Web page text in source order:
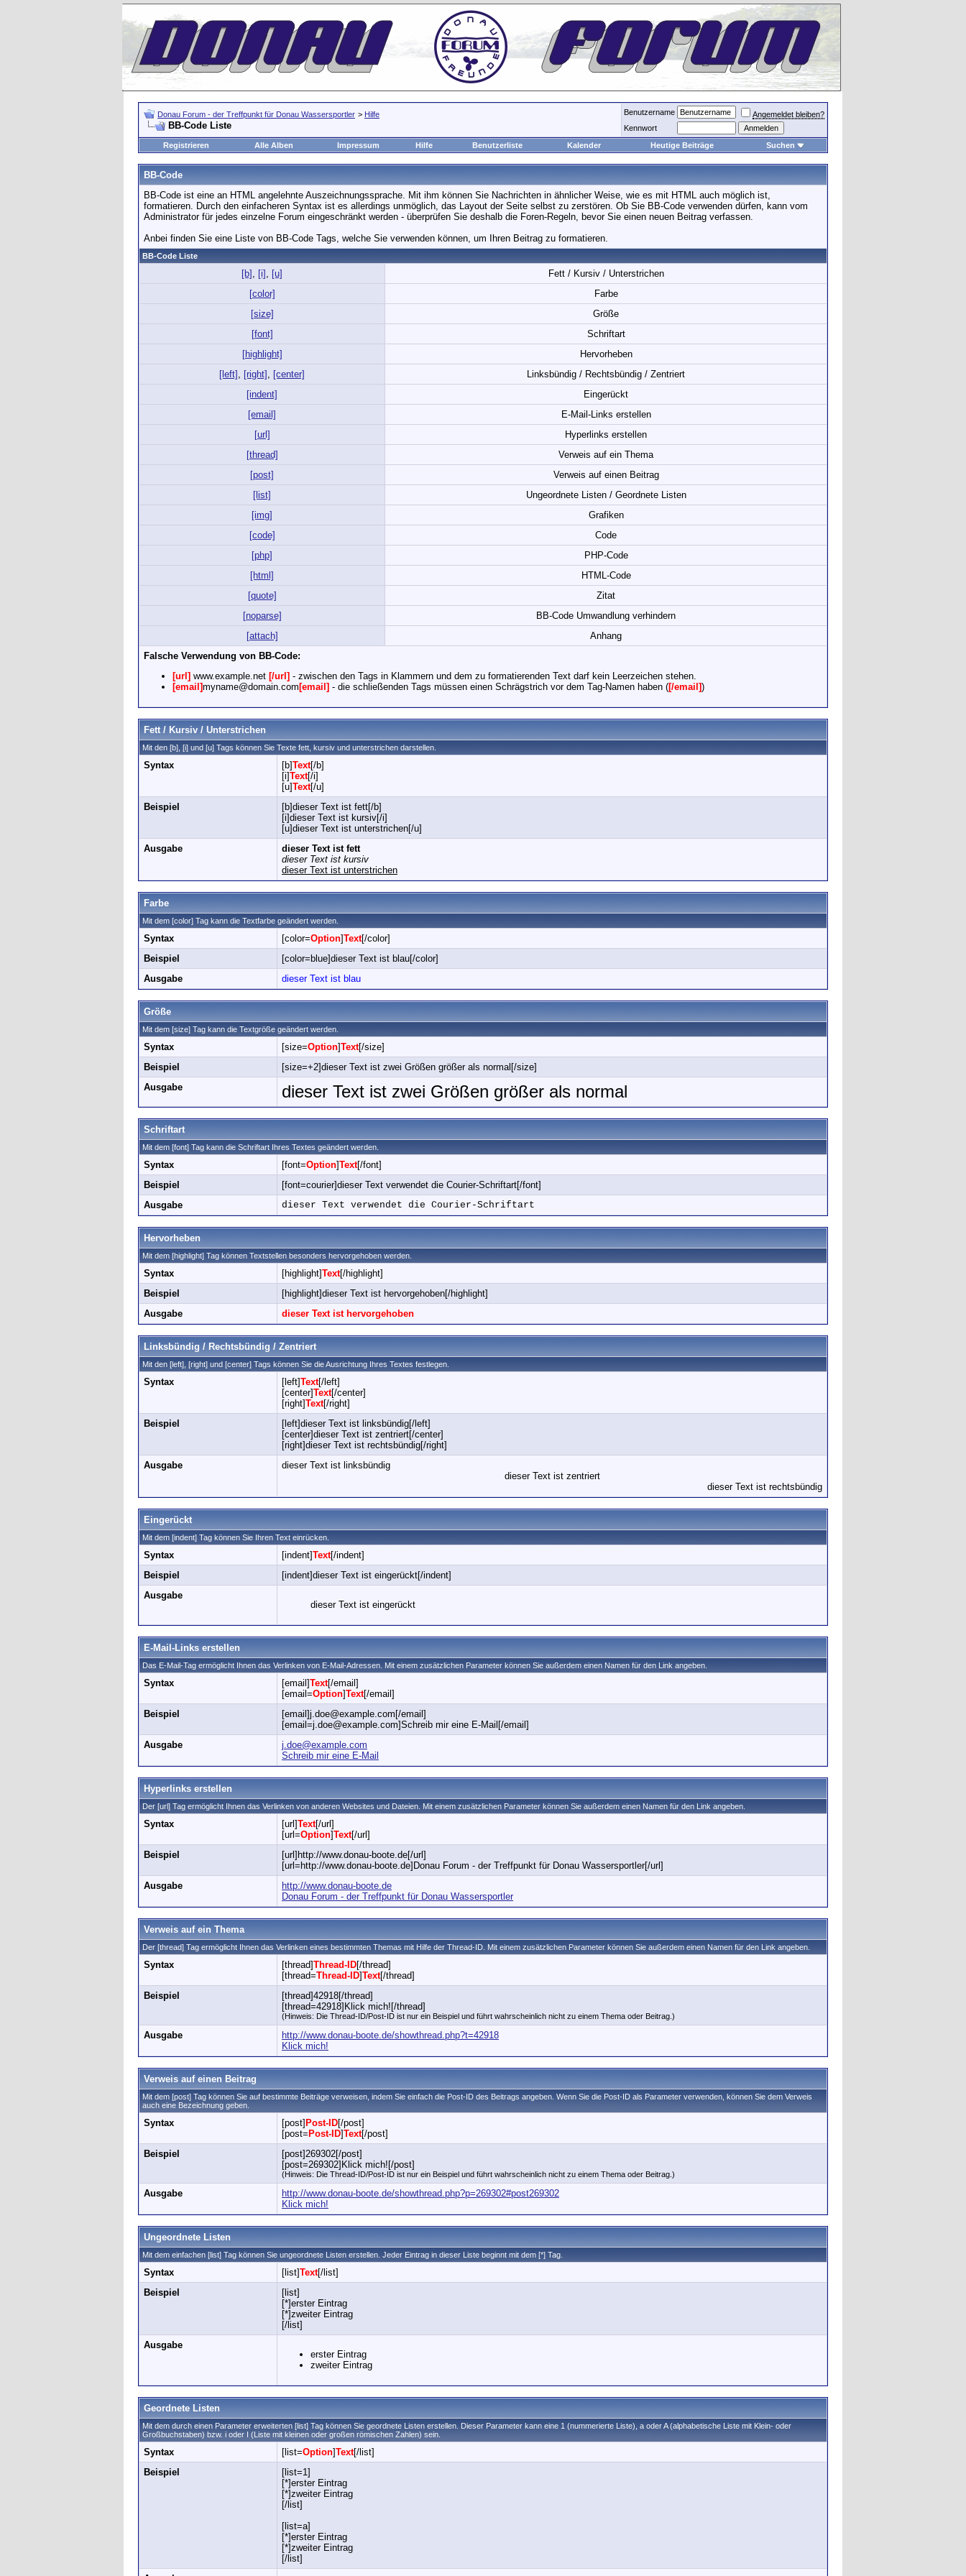
Donau Forum - der Treffpunkt für Donau Wassersportler > Hilfe
BB-Code Liste
Benutzername
Angemeldet bleiben?
Kennwort
Registrieren
Alle Alben Impressum Hilfe Benutzerliste Kalender Heutige Beiträge Suchen
BB-Code
BB-Code ist eine an HTML angelehnte Auszeichnungssprache. Mit ihm können Sie Nachrichten in ähnlicher Weise, wie es mit HTML auch möglich ist,
formatieren. Durch den einfacheren Syntax ist es allerdings unmöglich, das Layout der Seite selbst zu zerstören. Ob Sie BB-Code verwenden dürfen, kann vom
Administrator für jedes einzelne Forum eingeschränkt werden - überprüfen Sie deshalb die Foren-Regeln, bevor Sie einen neuen Beitrag verfassen.
Anbei finden Sie eine Liste von BB-Code Tags, welche Sie verwenden können, um Ihren Beitrag zu formatieren.
BB-Code Liste
[b] , [i] , [u]
Fett / Kursiv / Unterstrichen
[color]
Farbe
[size]
Größe
[font]
Schriftart
[highlight]
Hervorheben
[left] , [right] , [center]
Linksbündig / Rechtsbündig / Zentriert
[indent]
Eingerückt
[email]
E-Mail-Links erstellen
[url]
Hyperlinks erstellen
[thread]
Verweis auf ein Thema
[post]
Verweis auf einen Beitrag
[list]
Ungeordnete Listen / Geordnete Listen
[img]
Grafiken
[code]
Code
[php]
PHP-Code
[html]
HTML-Code
[quote]
Zitat
[noparse]
BB-Code Umwandlung verhindern
[attach]
Anhang
Falsche Verwendung von BB-Code:
[url] www.example.net [/url] - zwischen den Tags in Klammern und dem zu formatierenden Text darf kein Leerzeichen stehen.
[email]myname@domain.com [email] - die schließenden Tags müssen einen Schrägstrich vor dem Tag-Namen haben ([/email])
Fett / Kursiv / Unterstrichen
Mit den [b], [i] und [u] Tags können Sie Texte fett, kursiv und unterstrichen darstellen.
Syntax [b]Text[/b]
[i]Text[/i]
[u]Text[/u]
Beispiel
[b]dieser Text ist fett[/b]
[i]dieser Text ist kursiv[/i]
[u]dieser Text ist unterstrichen[/u]
Ausgabe
dieser Text ist fett
dieser Text ist kursiv
dieser Text ist unterstrichen
Farbe
Mit dem [color] Tag kann die Textfarbe geändert werden.
Syntax [color=Option]Text[/color]
Beispiel
[color=blue]dieser Text ist blau[/color]
Ausgabe
dieser Text ist blau
Größe
Mit dem [size] Tag kann die Textgröße geändert werden.
Syntax [size=Option]Text[/size]
Beispiel
[size=+2]dieser Text ist zwei Größen größer als normal[/size]
Ausgabe
dieser Text ist zwei Größen größer als normal
Schriftart
Mit dem [font] Tag kann die Schriftart Ihres Textes geändert werden.
Syntax [font=Option]Text[/font]
Beispiel
[font=courier]dieser Text verwendet die Courier-Schriftart[/font]
Ausgabe
dieser Text verwendet die Courier-Schriftart
Hervorheben
Mit dem [highlight] Tag können Textstellen besonders hervorgehoben werden.
Syntax [highlight]Text[/highlight]
Beispiel
[highlight]dieser Text ist hervorgehoben[/highlight]
Ausgabe
dieser Text ist hervorgehoben
Linksbündig / Rechtsbündig / Zentriert
Mit den [left], [right] und [center] Tags können Sie die Ausrichtung Ihres Textes festlegen.
Syntax [left]Text[/left]
[center]Text[/center]
[right]Text[/right]
Beispiel
[left]dieser Text ist linksbündig[/left]
[center]dieser Text ist zentriert[/center]
[right]dieser Text ist rechtsbündig[/right]
Ausgabe
dieser Text ist linksbündig
dieser Text ist zentriert
dieser Text ist rechtsbündig
Eingerückt
Mit dem [indent] Tag können Sie Ihren Text einrücken.
Syntax [indent]Text[/indent]
Beispiel
[indent]dieser Text ist eingerückt[/indent]
Ausgabe
dieser Text ist eingerückt
E-Mail-Links erstellen
Das E-Mail-Tag ermöglicht Ihnen das Verlinken von E-Mail-Adressen. Mit einem zusätzlichen Parameter können Sie außerdem einen Namen für den Link angeben.
Syntax [email]Text[/email]
[email=Option]Text[/email]
Beispiel
[email]j.doe@example.com[/email]
[email=j.doe@example.com]Schreib mir eine E-Mail[/email]
Ausgabe
j.doe@example.com
Schreib mir eine E-Mail
Hyperlinks erstellen
Der [url] Tag ermöglicht Ihnen das Verlinken von anderen Websites und Dateien. Mit einem zusätzlichen Parameter können Sie außerdem einen Namen für den Link angeben.
Syntax [url]Text[/url]
[url=Option]Text[/url]
Beispiel
[url]http://www.donau-boote.de[/url]
[url=http://www.donau-boote.de]Donau Forum - der Treffpunkt für Donau Wassersportler[/url]
Ausgabe
http://www.donau-boote.de
Donau Forum - der Treffpunkt für Donau Wassersportler
Verweis auf ein Thema
Der [thread] Tag ermöglicht Ihnen das Verlinken eines bestimmten Themas mit Hilfe der Thread-ID. Mit einem zusätzlichen Parameter können Sie außerdem einen Namen für den Link angeben.
Syntax [thread]Thread-ID[/thread]
[thread=Thread-ID]Text[/thread]
Beispiel
[thread]42918[/thread]
[thread=42918]Klick mich![/thread]
(Hinweis: Die Thread-ID/Post-ID ist nur ein Beispiel und führt wahrscheinlich nicht zu einem Thema oder Beitrag.)
Ausgabe
http://www.donau-boote.de/showthread.php?t=42918
Klick mich!
Verweis auf einen Beitrag
Mit dem [post] Tag können Sie auf bestimmte Beiträge verweisen, indem Sie einfach die Post-ID des Beitrags angeben. Wenn Sie die Post-ID als Parameter verwenden, können Sie dem Verweis
auch eine Bezeichnung geben.
Syntax [post] Post-ID[/post]
[post= Post-ID]Text[/post]
Beispiel
[post]269302[/post]
[post=269302]Klick mich![/post]
(Hinweis: Die Thread-ID/Post-ID ist nur ein Beispiel und führt wahrscheinlich nicht zu einem Thema oder Beitrag.)
Ausgabe
http://www.donau-boote.de/showthread.php?p=269302#post269302
Klick mich!
Ungeordnete Listen
Mit dem einfachen [list] Tag können Sie ungeordnete Listen erstellen. Jeder Eintrag in dieser Liste beginnt mit dem [*] Tag.
Syntax [list]Text[/list]
Beispiel
[list]
[*]erster Eintrag
[*]zweiter Eintrag
[/list]
Ausgabe
erster Eintrag
zweiter Eintrag
Geordnete Listen
Mit dem durch einen Parameter erweiterten [list] Tag können Sie geordnete Listen erstellen. Dieser Parameter kann eine 1 (nummerierte Liste), a oder A (alphabetische Liste mit Klein- oder
Großbuchstaben) bzw. i oder I (Liste mit kleinen oder großen römischen Zahlen) sein.
Syntax [list=Option]Text[/list]
Beispiel
[list=1]
[*]erster Eintrag
[*]zweiter Eintrag
[/list]
[list=a]
[*]erster Eintrag
[*]zweiter Eintrag
[/list]